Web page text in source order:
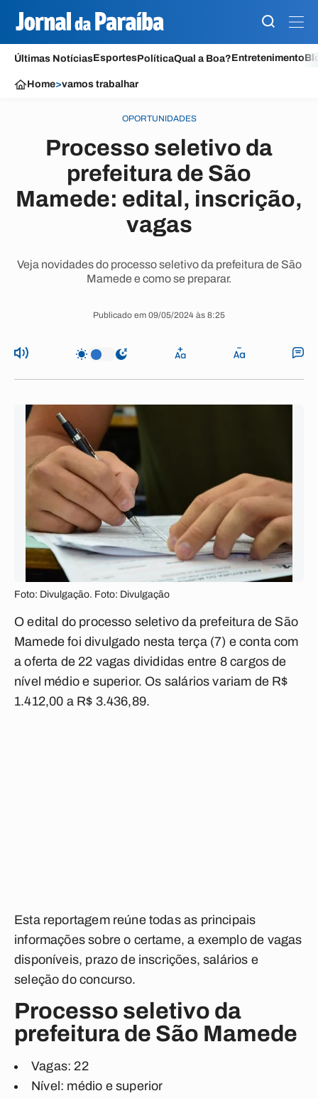
Últimas NotíciasEsportesPolíticaQual a Boa?Entretenimento
Home>vamos trabalhar
OPORTUNIDADES
Processo seletivo da
prefeitura de São
Mamede: edital, inscrição,
vagas
Veja novidades do processo seletivo da prefeitura de São
Mamede e como se preparar.
Publicado em 09/05/2024 às 8:25
Foto: Divulgação. Foto: Divulgação
O edital do processo seletivo da prefeitura de São
Mamede foi divulgado nesta terça (7) e conta com
a oferta de 22 vagas divididas entre 8 cargos de
nível médio e superior. Os salários variam de R$
1.412,00 a R$ 3.436,89.
Esta reportagem reúne todas as principais
informações sobre o certame, a exemplo de vagas
disponíveis, prazo de inscrições, salários e
seleção do concurso.
Processo seletivo da
prefeitura de São Mamede
Vagas: 22
Nível: médio e superior